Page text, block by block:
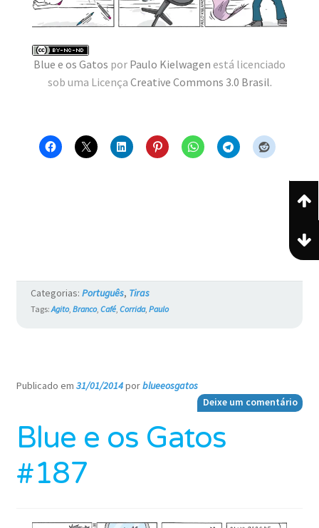
Blue e os Gatos por Paulo Kielwagen está licenciado
sob uma Licença Creative Commons 3.0 Brasil.
Categorias: Português, Tiras
Tags: Agito, Branco, Café, Corrida, Paulo
Publicado em 31/01/2014porblueeosgatos
Deixe um comentário
Blue e os Gatos
#187